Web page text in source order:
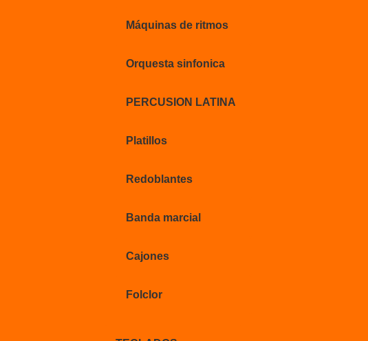
Máquinas de ritmos
Orquesta sinfonica
PERCUSION LATINA
Platillos
Redoblantes
Banda marcial
Cajones
Folclor